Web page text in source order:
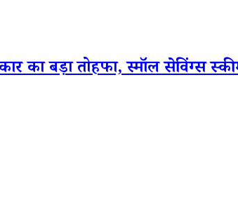
बड़ा तोहफा, स्मॉल सेविंग्स